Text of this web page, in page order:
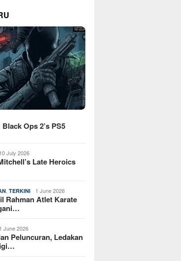
Ops 2’s PS5
10 July 2026
Late Heroics
,TERKINI 1 June 2026
Rahman Atlet Karate
1 June 2026
Peluncuran, Ledakan